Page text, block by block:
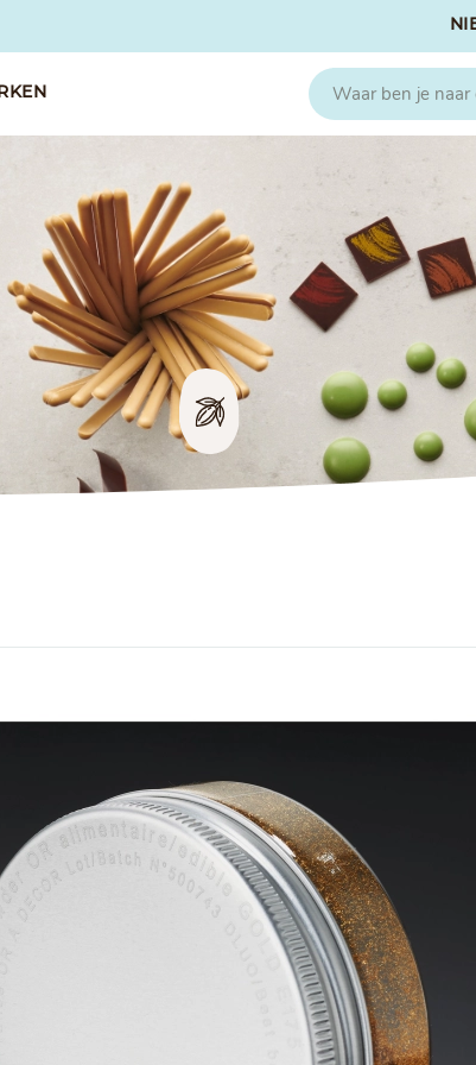
CAPFRUIT
Fruitpuree 2x1kg
IQF Fruit
Seizoen Fruitpuree
Zeste
SOSA
Crispies
Gedroogd &
Kleurstoffen
Koud Gekonfijt
Noten &
Smaakstoffen
Suikers &
Texturizers
Caraman
Le Bichon
Overige Merken